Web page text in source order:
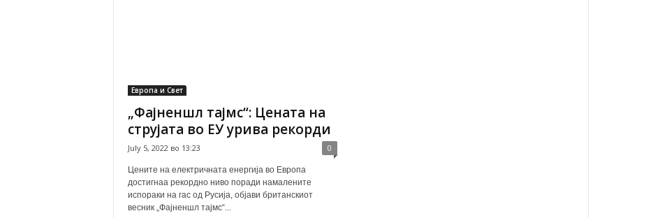
Европа и Свет
„Фајненшл тајмс“: Цената на
струјата во ЕУ урива рекорди
July 5, 2022 во 13:23 0
Цените на електричната енергија во Европа
достигнаа рекордно ниво поради намалените
испораки на гас од Русија, објави британскиот
весник „Фајненшл тајмс“...